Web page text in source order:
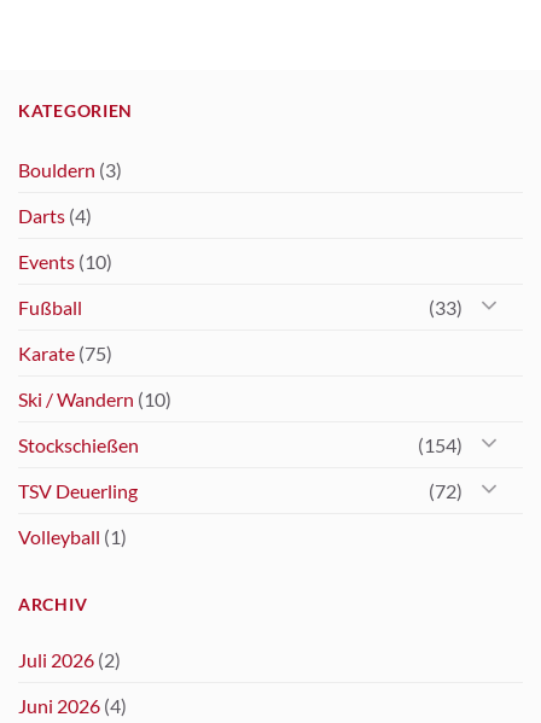
KATEGORIEN
Bouldern (3)
Darts (4)
Events (10)
Fußball
(33)
Karate (75)
Ski / Wandern (10)
Stockschießen
(154)
TSV Deuerling
(72)
Volleyball (1)
ARCHIV
Juli 2026 (2)
Juni 2026 (4)